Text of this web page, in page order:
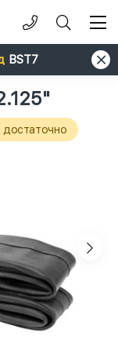
BST7
достаточно